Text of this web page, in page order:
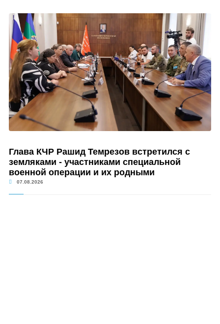
Глава КЧР Рашид Темрезов встретился с
земляками - участниками специальной
военной операции и их родными
07.08.2026